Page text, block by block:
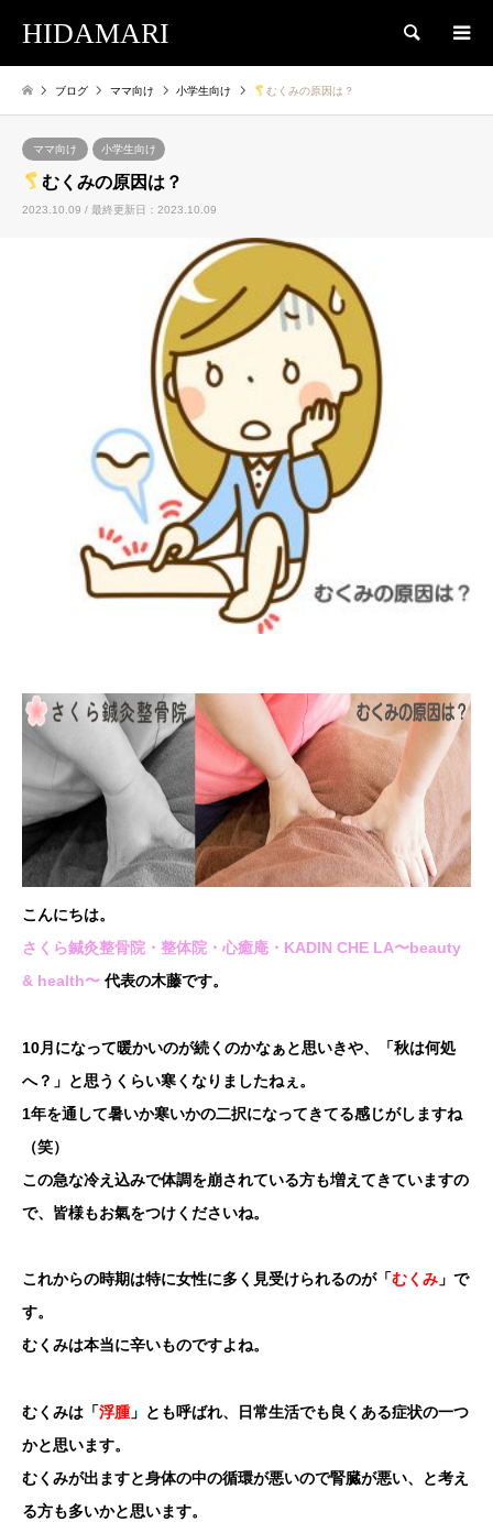
HIDAMARI 検索
ブログ ママ向け 小学生向け むくみの原因は？
ママ向け 小学生向け
むくみの原因は？
2023.10.09 / 最終更新日：2023.10.09
こんにちは。
さくら鍼灸整骨院・整体院・心癒庵・KADIN CHE LA〜beauty
& health〜 代表の木藤です。
10月になって暖かいのが続くのかなぁと思いきや、「秋は何処
へ？」と思うくらい寒くなりましたねぇ。
1年を通して暑いか寒いかの二択になってきてる感じがしますね
（笑）
この急な冷え込みで体調を崩されている方も増えてきていますの
で、皆様もお氣をつけくださいね。
これからの時期は特に女性に多く見受けられるのが「むくみ 」で
す。
むくみは本当に辛いものですよね。
むくみは「浮腫 」とも呼ばれ、日常生活でも良くある症状の一つ
かと思います。
むくみが出ますと身体の中の循環が悪いので腎臓が悪い、と考え
る方も多いかと思います。